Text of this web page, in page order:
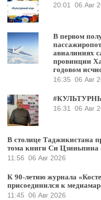
20:01 06 Авг
В первом
авиалиниях
провинции
годовом
16:35 06 Авг
16:31 06 Авг
В столице Таджикистана
тома книги Си Цзиньпина
11:56 06 Авг 2026
К 90-летию журнала
присоединился к
11:45 06 Авг 2026